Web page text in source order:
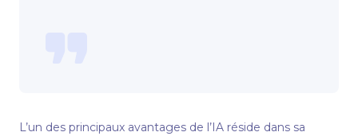
L’un des principaux avantages de l’IA réside dans sa